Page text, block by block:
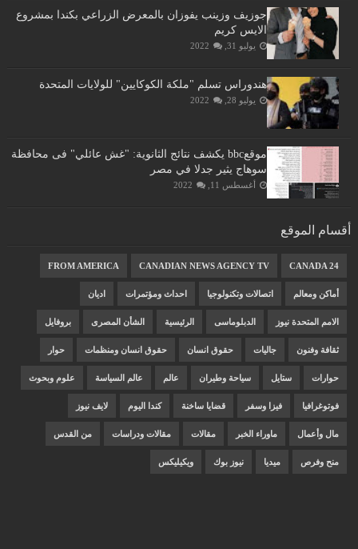
جوزيف وزينب يفوزان بالمعرض الزراعي بكندا بمشروع
الايس كريم
يوليو 31, 2022
هندوراس تسلم "ملكة الكوكايين" للولايات المتحدة
يوليو 28, 2022
موقعbbc يكشف نتائج الثانوية: "غش عائلي" فى محافظة
سوهاج يثير جدلا في مصر
أغسطس 11, 2022
أقسام الموقع
CANADA 24
CANADIAN NEWS AGENCY TV
FROM AMERICA
أماكن ومعالم اتصالات وتكنولوجيا احداث ومؤتمرات اديان
الامم المتحدة نيوز الدبلوماسى الرئيسية الشأن المصرى بروفايل
ثقافة وفنون جاليات حقوق انسان حقوق انسان ومنظمات حوار
حوارات ستايل سياحة وطيران عالم عالم السياسة علوم وبحوث
فوتوغرافيا فيزا وسفر قضايا ساخنة كندا اليوم لايف نيوز
مال وأعمال ماوراء الخبر مقالات مقالات ودراسات من القدس
منح وفرص ميديا نيوز بوك ويكيليكس